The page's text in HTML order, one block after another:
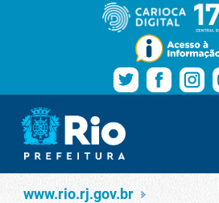
Pular para o conteúdo
Navegação
www.rio.rj.gov.br
Serviços
www.rio.rj.gov.br